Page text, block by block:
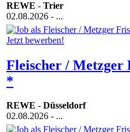
REWE - Trier
02.08.2026 - ...
Fleischer / Metzger
*
REWE - Düsseldorf
02.08.2026 - ...